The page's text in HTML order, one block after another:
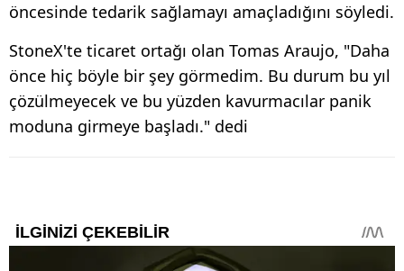
öncesinde tedarik sağlamayı amaçladığını söyledi.
StoneX'te ticaret ortağı olan Tomas Araujo, "Daha
önce hiç böyle bir şey görmedim. Bu durum bu yıl
çözülmeyecek ve bu yüzden kavurmacılar panik
moduna girmeye başladı." dedi